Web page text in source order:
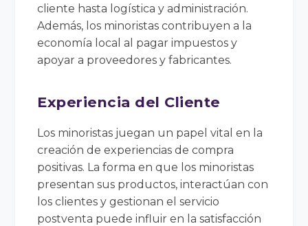
cliente hasta logística y administración.
Además, los minoristas contribuyen a la
economía local al pagar impuestos y
apoyar a proveedores y fabricantes.
Experiencia del Cliente
Los minoristas juegan un papel vital en la
creación de experiencias de compra
positivas. La forma en que los minoristas
presentan sus productos, interactúan con
los clientes y gestionan el servicio
postventa puede influir en la satisfacción